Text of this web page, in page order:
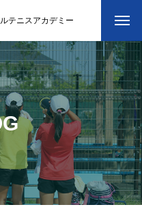
テニスアカデミー